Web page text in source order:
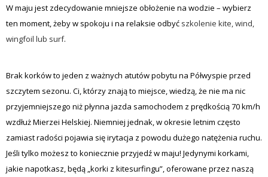
W maju jest zdecydowanie mniejsze obłożenie na wodzie – wybierz
ten moment, żeby w spokoju i na relaksie odbyć szkolenie kite, wind,
wingfoil lub surf.
Brak korków to jeden z ważnych atutów pobytu na Półwyspie przed
szczytem sezonu. Ci, którzy znają to miejsce, wiedzą, że nie ma nic
przyjemniejszego niż płynna jazda samochodem z prędkością 70 km/h
wzdłuż Mierzei Helskiej. Niemniej jednak, w okresie letnim często
zamiast radości pojawia się irytacja z powodu dużego natężenia ruchu.
Jeśli tylko możesz to koniecznie przyjedź w maju! Jedynymi korkami,
jakie napotkasz, będą „korki z kitesurfingu”, oferowane przez naszą